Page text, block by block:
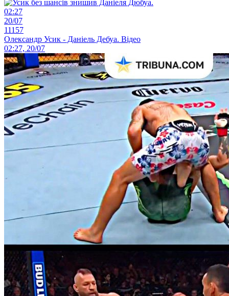
02:27
20/07
11157
Олександр Усик - Даніель Дебуа. Відео
02:27, 20/07